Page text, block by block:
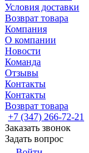
Условия доставки
Возврат товара
Компания
О компании
Новости
Команда
Отзывы
Контакты
Контакты
Возврат товара
+7 (347) 266-72-21
Заказать звонок
Задать вопрос